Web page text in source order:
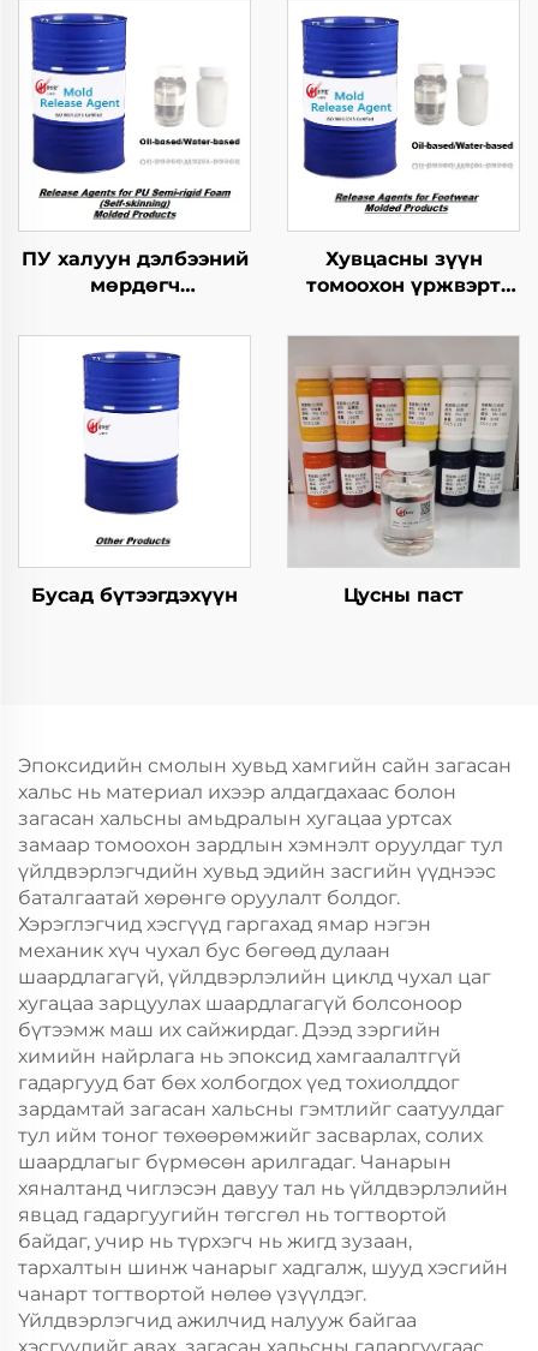
ПУ халуун дэлбээний
мөрдөгч
хэрэгсэл
Хувцасны зүүн
томоохон үржвэрт
шинжилгээний арга
Бусад бүтээгдэхүүн Цусны паст
Эпоксидийн смолын хувьд хамгийн сайн загасан
хальс нь материал ихээр алдагдахаас болон
загасан хальсны амьдралын хугацаа уртсах
замаар томоохон зардлын хэмнэлт оруулдаг тул
үйлдвэрлэгчдийн хувьд эдийн засгийн үүднээс
баталгаатай хөрөнгө оруулалт болдог.
Хэрэглэгчид хэсгүүд гаргахад ямар нэгэн
механик хүч чухал бус бөгөөд дулаан
шаардлагагүй, үйлдвэрлэлийн циклд чухал цаг
хугацаа зарцуулах шаардлагагүй болсоноор
бүтээмж маш их сайжирдаг. Дээд зэргийн
химийн найрлага нь эпоксид хамгаалалтгүй
гадаргууд бат бөх холбогдох үед тохиолддог
зардамтай загасан хальсны гэмтлийг саатуулдаг
тул ийм тоног төхөөрөмжийг засварлах, солих
шаардлагыг бүрмөсөн арилгадаг. Чанарын
хяналтанд чиглэсэн давуу тал нь үйлдвэрлэлийн
явцад гадаргуугийн төгсгөл нь тогтвортой
байдаг, учир нь түрхэгч нь жигд зузаан,
тархалтын шинж чанарыг хадгалж, шууд хэсгийн
чанарт тогтвортой нөлөө үзүүлдэг.
Үйлдвэрлэгчид ажилчид налууж байгаа